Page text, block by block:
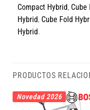
Compact Hybrid, Cube
Hybrid, Cube Fold
Hybrid.
PRODUCTOS
Novedad 2026